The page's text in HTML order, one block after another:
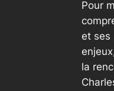
Pour
et ses
la